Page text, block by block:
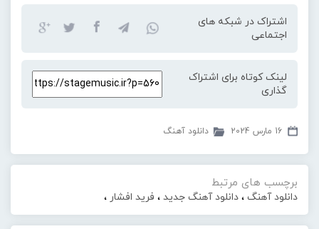
اشتراک در شبکه های
اجتماعی
لینک کوتاه برای اشتراک
گذاری
16 مارس 2024 دانلود آهنگ
برچسب های مرتبط
دانلود آهنگ ، دانلود آهنگ جدید ، فرید افشار ،